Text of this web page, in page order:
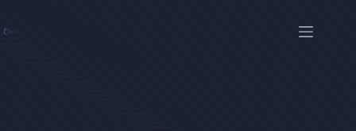
content